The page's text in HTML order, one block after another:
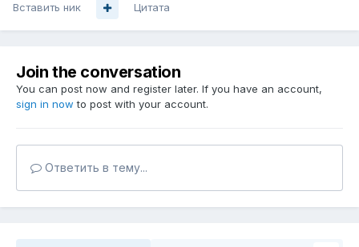
Вставить ник Цитата
Join the conversation
You can post now and register later. If you have an account,
sign in now to post with your account.
Ответить в тему...